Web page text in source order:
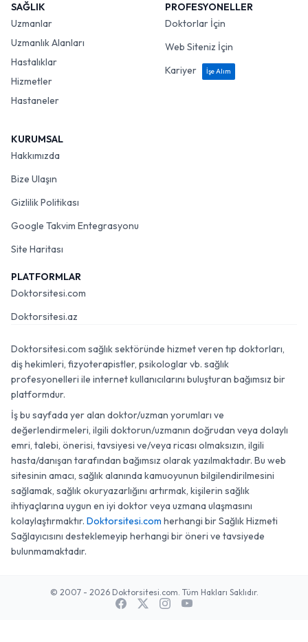
SAĞLIK
Uzmanlar
Uzmanlık Alanları
Hastalıklar
Hizmetler
Hastaneler
PROFESYONELLER
Doktorlar İçin
Web Siteniz İçin
Kariyer
İşe Alım
KURUMSAL
Hakkımızda
Bize Ulaşın
Gizlilik Politikası
Google Takvim Entegrasyonu
Site Haritası
PLATFORMLAR
Doktorsitesi.com
Doktorsitesi.az
Doktorsitesi.com sağlık sektöründe hizmet veren tıp doktorları,
diş hekimleri, fizyoterapistler, psikologlar vb. sağlık
profesyonelleri ile internet kullanıcılarını buluşturan bağımsız bir
platformdur.
İş bu sayfada yer alan doktor/uzman yorumları ve
değerlendirmeleri, ilgili doktorun/uzmanın doğrudan veya dolaylı
emri, talebi, önerisi, tavsiyesi ve/veya ricası olmaksızın, ilgili
hasta/danışan tarafından bağımsız olarak yazılmaktadır. Bu web
sitesinin amacı, sağlık alanında kamuoyunun bilgilendirilmesini
sağlamak, sağlık okuryazarlığını artırmak, kişilerin sağlık
ihtiyaçlarına uygun en iyi doktor veya uzmana ulaşmasını
kolaylaştırmaktır. Doktorsitesi.com herhangi bir Sağlık Hizmeti
Sağlayıcısını desteklemeyip herhangi bir öneri ve tavsiyede
bulunmamaktadır.
© 2007 - 2026 Doktorsitesi.com. Tüm Hakları Saklıdır.